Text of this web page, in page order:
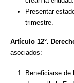
Presentar
trimestre.
Artículo 12°.
asociados:
Beneficiarse